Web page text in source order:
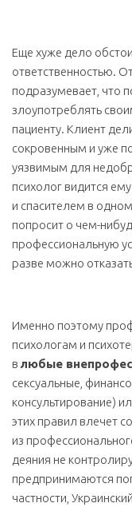
Еще хуже дело
ответственностью.
подразумевает, что
злоупотреблять
пациенту. Клиент
сокровенным и уже
уязвимым для
психолог видится
и спасителем в
попросит о чем-
профессиональную
разве можно
Именно поэтому
психологам и
влюбые
сексуальные,
консультирование)
этих правил влечет
из
деяния не
предпринимаются
частности,